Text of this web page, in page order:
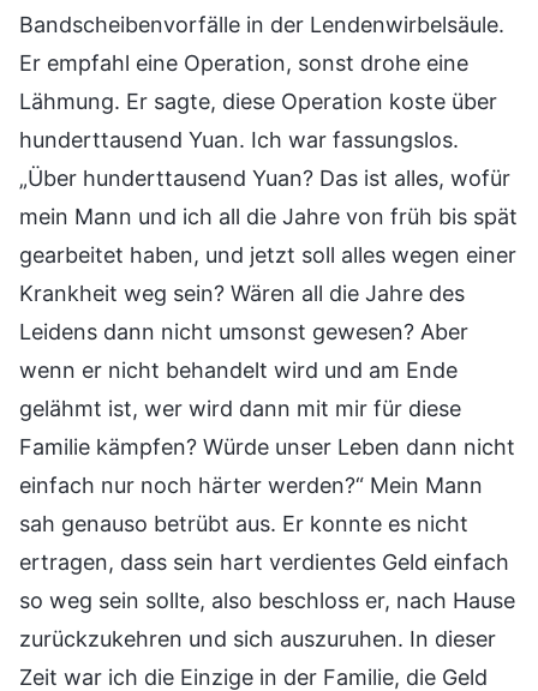
Bandscheibenvorfälle in der Lendenwirbelsäule.
Er empfahl eine Operation, sonst drohe eine
Lähmung. Er sagte, diese Operation koste über
hunderttausend Yuan. Ich war fassungslos.
„Über hunderttausend Yuan? Das ist alles, wofür
mein Mann und ich all die Jahre von früh bis spät
gearbeitet haben, und jetzt soll alles wegen einer
Krankheit weg sein? Wären all die Jahre des
Leidens dann nicht umsonst gewesen? Aber
wenn er nicht behandelt wird und am Ende
gelähmt ist, wer wird dann mit mir für diese
Familie kämpfen? Würde unser Leben dann nicht
einfach nur noch härter werden?“ Mein Mann
sah genauso betrübt aus. Er konnte es nicht
ertragen, dass sein hart verdientes Geld einfach
so weg sein sollte, also beschloss er, nach Hause
zurückzukehren und sich auszuruhen. In dieser
Zeit war ich die Einzige in der Familie, die Geld